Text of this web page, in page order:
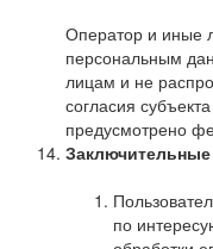
Оператор и иные
персональным
лицам и не
согласия
предусмотрено
по